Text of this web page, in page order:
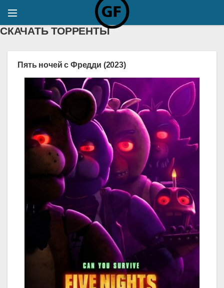
СКАЧАТЬ ТОРРЕНТЫ
Пять ночей с Фредди (2023)